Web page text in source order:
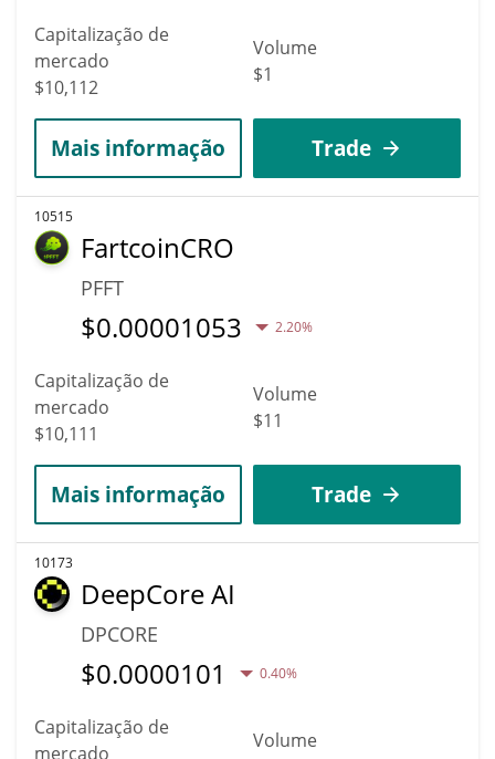
Capitalização de
mercado
$10,112
Volume
$1
Mais informação Trade
10515
FartcoinCRO
PFFT
$0.00001053 2.20%
Capitalização de
mercado
$10,111
Volume
$11
Mais informação Trade
10173
DeepCore AI
DPCORE
$0.0000101 0.40%
Capitalização de
mercado
Volume